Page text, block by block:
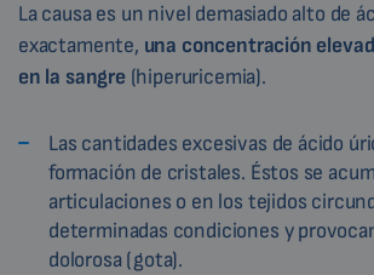
La causa es un nivel demasiado alto de
exactamente, una concentración
en la sangre(hiperuricemia).
Las cantidades excesivas de ácido
formación de cristales. Éstos se
articulaciones o en los tejidos
determinadas condiciones y
dolorosa (gota).